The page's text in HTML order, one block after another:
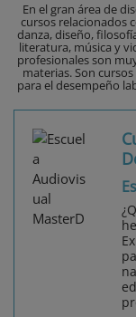
En el gran área de
cursos relacionados
danza, diseño,
literatura, música y
profesionales son
materias. Son
para el desempeño